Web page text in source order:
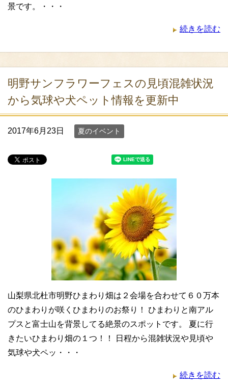
景です。・・・
続きを読む
明野サンフラワーフェスの見頃混雑状況
から気球や犬ペット情報を更新中
2017年6月23日 夏のイベント
山梨県北杜市明野ひまわり畑は２会場を合わせて６０万本
のひまわりが咲くひまわりのお祭り！ ひまわりと南アル
プスと富士山を背景してる絶景のスポットです。 夏に行
きたいひまわり畑の１つ！！ 日程から混雑状況や見頃や
気球や犬ペッ・・・
続きを読む